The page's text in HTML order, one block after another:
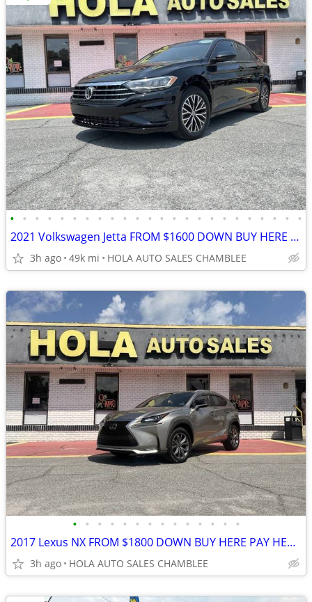
• • • • • • • • • • • • • • • • • • • • • • • •
2021 Volkswagen Jetta FROM $1600 DOWN BUY HERE PAY HERE NO CREDIT NO P
3h ago 49k mi HOLA AUTO SALES CHAMBLEE
• • • • • • • • • • • • • •
2017 Lexus NX FROM $1800 DOWN BUY HERE PAY HERE 9% APR EASY FINANCING
3h ago HOLA AUTO SALES CHAMBLEE